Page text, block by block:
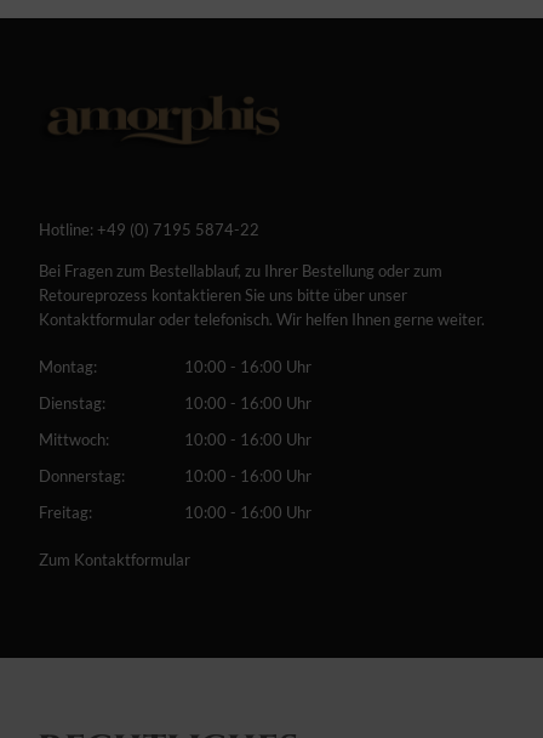
Hotline: +49 (0) 7195 5874-22
Bei Fragen zum Bestellablauf, zu Ihrer Bestellung oder zum
Retoureprozess kontaktieren Sie uns bitte über unser
Kontaktformular oder telefonisch. Wir helfen Ihnen gerne weiter.
Montag:
10:00 - 16:00 Uhr
Dienstag:
10:00 - 16:00 Uhr
Mittwoch:
10:00 - 16:00 Uhr
Donnerstag:
10:00 - 16:00 Uhr
Freitag:
10:00 - 16:00 Uhr
Zum Kontaktformular